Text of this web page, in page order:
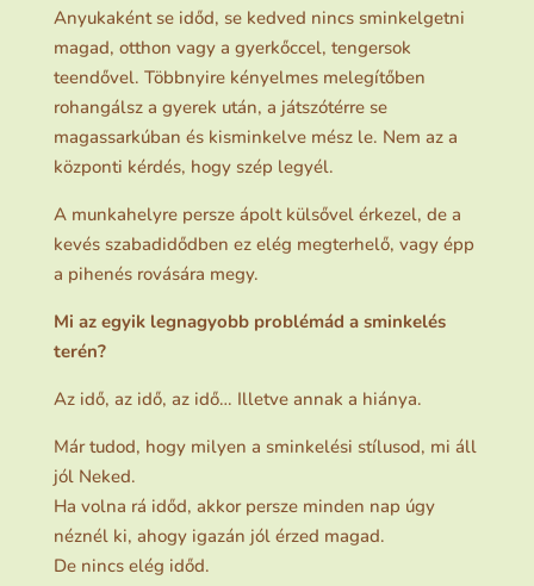
Anyukaként se időd, se kedved nincs sminkelgetni
magad, otthon vagy a gyerkőccel, tengersok
teendővel. Többnyire kényelmes melegítőben
rohangálsz a gyerek után, a játszótérre se
magassarkúban és kisminkelve mész le. Nem az a
központi kérdés, hogy szép legyél.
A munkahelyre persze ápolt külsővel érkezel, de a
kevés szabadidődben ez elég megterhelő, vagy épp
a pihenés rovására megy.
Mi az egyik legnagyobb problémád a sminkelés
terén?
Az idő, az idő, az idő… Illetve annak a hiánya.
Már tudod, hogy milyen a sminkelési stílusod, mi áll
jól Neked.
Ha volna rá időd, akkor persze minden nap úgy
néznél ki, ahogy igazán jól érzed magad.
De nincs elég időd.